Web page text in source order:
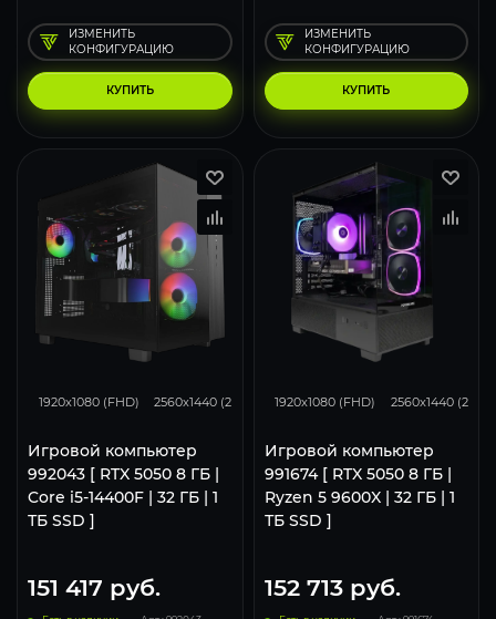
КУПИТЬ
ИЗМЕНИТЬ
КОНФИГУРАЦИЮ
КУПИТЬ
ИЗМЕНИТЬ
КОНФИГУРАЦИЮ
1920x1080 (FHD) 2560x1440 (2K) 3840x2160 (4K)
Игровой компьютер
992043 [ RTX 5050 8 ГБ |
Core i5-14400F | 32 ГБ | 1
ТБ SSD ]
151 417 руб.
1920x1080 (FHD) 2560x1440 (2K)
Игровой компьютер
991674 [ RTX 5050 8 ГБ |
Ryzen 5 9600X | 32 ГБ | 1
ТБ SSD ]
152 713руб.